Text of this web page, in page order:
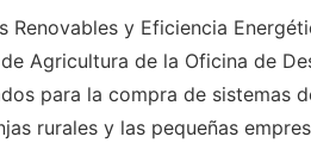
Renovables y Eficiencia
Agricultura de la Oficina de
para la compra de sistemas
rurales y las pequeñas